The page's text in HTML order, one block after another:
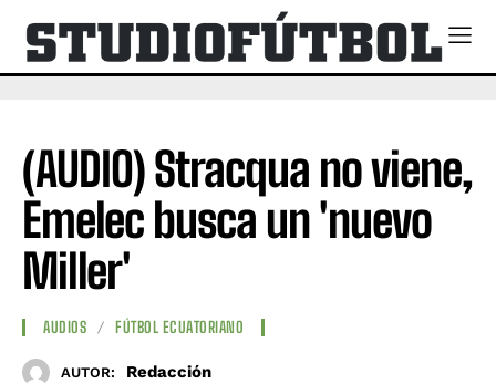
(AUDIO) Stracqua no viene,
Emelec busca un 'nuevo
Miller'
AUDIOS FÚTBOL ECUATORIANO
AUTOR: Redacción